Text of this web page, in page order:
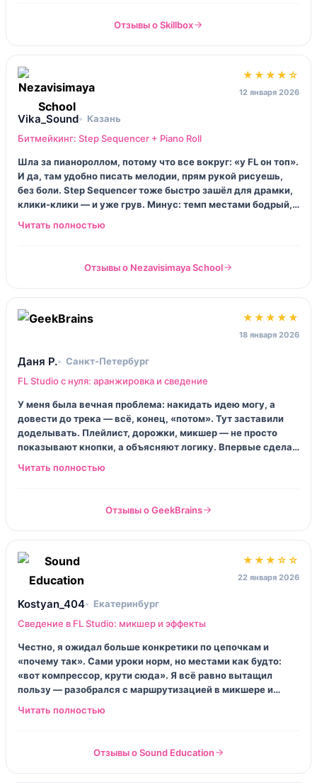
Отзывы о Skillbox
★★★★☆
12 января 2026
Vika_Sound
Казань
Битмейкинг: Step Sequencer + Piano Roll
Шла за пианороллом, потому что все вокруг: «у FL он топ».
И да, там удобно писать мелодии, прям рукой рисуешь,
без боли. Step Sequencer тоже быстро зашёл для драмки,
клики-клики — и уже грув. Минус: темп местами бодрый,
Отзывы о Nezavisimaya School
★★★★★
18 января 2026
Даня Р.
Санкт‑Петербург
FL Studio с нуля: аранжировка и сведение
У меня была вечная проблема: накидать идею могу, а
довести до трека — всё, конец, «потом». Тут заставили
доделывать. Плейлист, дорожки, микшер — не просто
показывают кнопки, а объясняют логику. Впервые сделал
Отзывы о GeekBrains
★★★☆☆
22 января 2026
Kostyan_404
Екатеринбург
Сведение в FL Studio: микшер и эффекты
Честно, я ожидал больше конкретики по цепочкам и
«почему так». Сами уроки норм, но местами как будто:
«вот компрессор, крути сюда». Я всё равно вытащил
пользу — разобрался с маршрутизацией в микшере и
Отзывы о Sound Education